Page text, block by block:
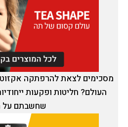
מסכימים לצאת להרפתקה
העולם? חליטות ופקעות
שחשבתם על